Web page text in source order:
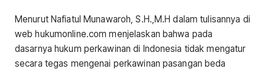
Menurut Nafiatul Munawaroh, S.H.,M.H dalam tulisannya di
web hukumonline.com menjelaskan bahwa pada
dasarnya hukum perkawinan di Indonesia tidak mengatur
secara tegas mengenai perkawinan pasangan beda